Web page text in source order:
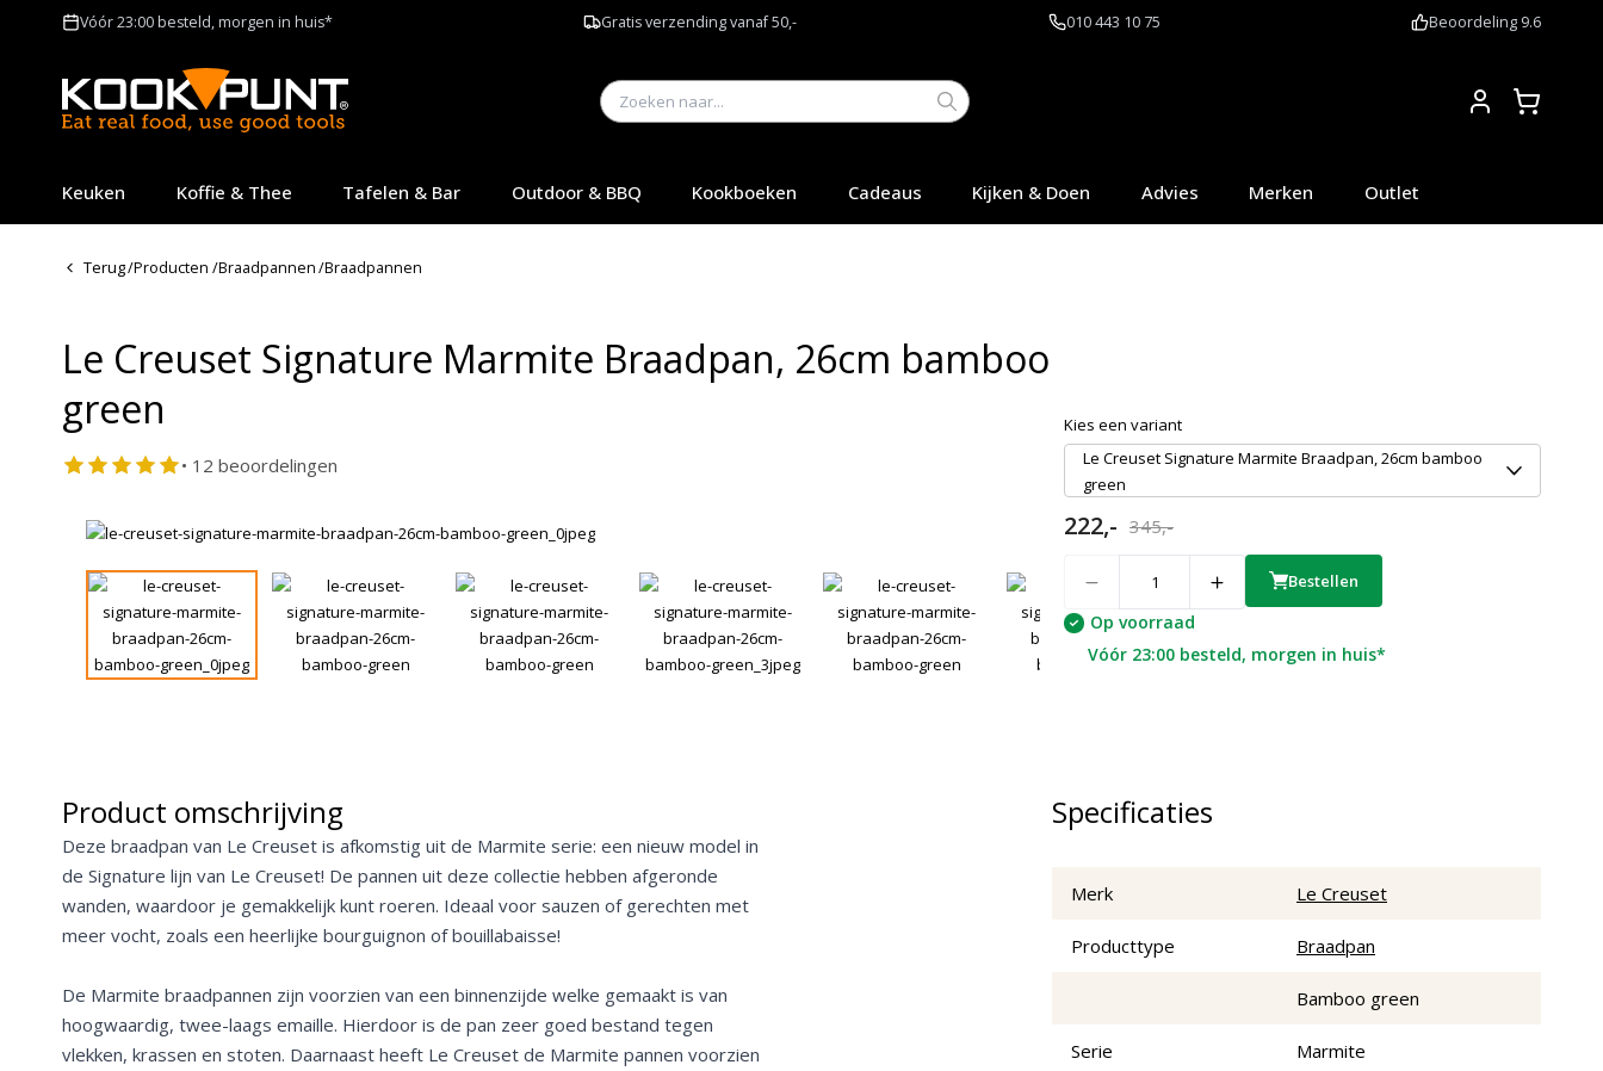
Vóór 23:00 besteld, morgen in huis* Gratis verzending vanaf 50,- 010 443 10 75 Beoordeling 9.6
Keuken Koffie & Thee Tafelen & Bar Outdoor & BBQ Kookboeken Cadeaus Kijken & Doen Advies Merken Outlet
Terug/Producten /Braadpannen/Braadpannen
Le Creuset Signature Marmite Braadpan, 26cm bamboo
green
• 12 beoordelingen
Kies een variant
Le Creuset Signature Marmite Braadpan, 26cm bamboo
green
222,- 345,-
Bestellen
Op voorraad
Vóór 23:00 besteld, morgen in huis*
Product omschrijving
Deze braadpan van Le Creuset is afkomstig uit de Marmite serie: een nieuw model in
de Signature lijn van Le Creuset! De pannen uit deze collectie hebben afgeronde
wanden, waardoor je gemakkelijk kunt roeren. Ideaal voor sauzen of gerechten met
meer vocht, zoals een heerlijke bourguignon of bouillabaisse!
De Marmite braadpannen zijn voorzien van een binnenzijde welke gemaakt is van
hoogwaardig, twee-laags emaille. Hierdoor is de pan zeer goed bestand tegen
vlekken, krassen en stoten. Daarnaast heeft Le Creuset de Marmite pannen voorzien
Specificaties
Merk Le Creuset
Producttype Braadpan
Bamboo green
Serie Marmite